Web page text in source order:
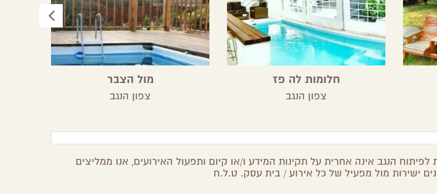
חלומות לה פז
צפון הנגב
מול הצבר
צפון הנגב
הנגב אינה אחרית על תקינות המידע ו/או קיום ותפעול האירועים, אנו ממליצים
ישירות מול מפעיל של כל אירוע / בית עסק. ט.ל.ח